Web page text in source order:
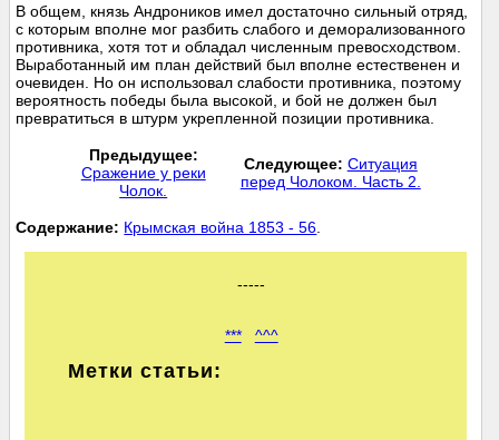
В общем, князь Андроников имел достаточно сильный отряд,
с которым вполне мог разбить слабого и деморализованного
противника, хотя тот и обладал численным превосходством.
Выработанный им план действий был вполне естественен и
очевиден. Но он использовал слабости противника, поэтому
вероятность победы была высокой, и бой не должен был
превратиться в штурм укрепленной позиции противника.
Предыдущее:
Сражение у реки
Чолок.
Следующее: Ситуация
перед Чолоком. Часть 2.
Cодержание: Крымская война 1853 - 56
-----
*** ^^^
Метки статьи: